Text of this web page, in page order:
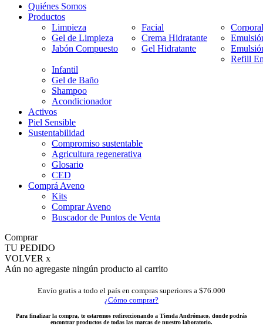
Quiénes Somos
Productos
Limpieza
Gel de Limpieza
Jabón Compuesto
Facial
Crema Hidratante
Gel Hidratante
Corporal
Refill
Infantil
Gel de Baño
Shampoo
Acondicionador
Activos
Piel Sensible
Sustentabilidad
Compromiso sustentable
Agricultura regenerativa
Glosario
CED
Comprá Aveno
Kits
Comprar Aveno
Buscador de Puntos de Venta
Comprar
TU PEDIDO
VOLVER x
Aún no agregaste ningún producto al carrito
Envío gratis a todo el país en compras superiores a $76.000
¿Cómo comprar?
Para finalizar la compra, te estaremos redireccionando a Tienda Andrómaco, donde podrás
encontrar productos de todas las marcas de nuestro laboratorio.